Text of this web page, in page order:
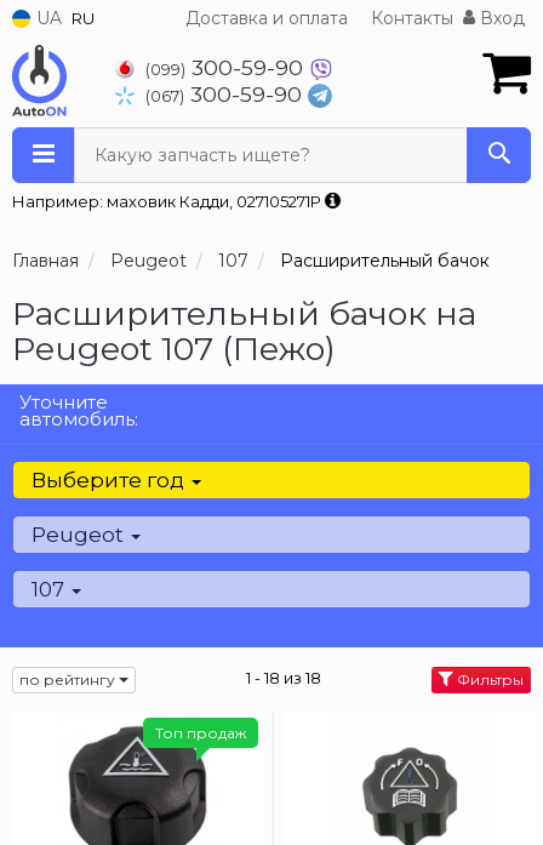
UA RU Доставка и оплата Контакты Вход
(099) 300-59-90
(067) 300-59-90
Какую запчасть ищете?
Например: маховик Кадди, 027105271P
Главная Peugeot 107 Расширительный бачок
Расширительный бачок на
Peugeot 107 (Пежо)
Уточните
автомобиль:
Выберите год
Peugeot
107
по рейтингу 1 - 18 из 18 Фильтры
Топ продаж